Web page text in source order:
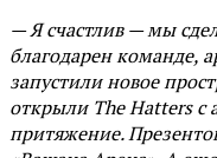
— Я счастлив — мы
благодарен команде,
запустили новое
открыли The Hatters с
притяжение.